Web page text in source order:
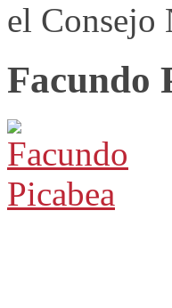
el Consejo
Facundo